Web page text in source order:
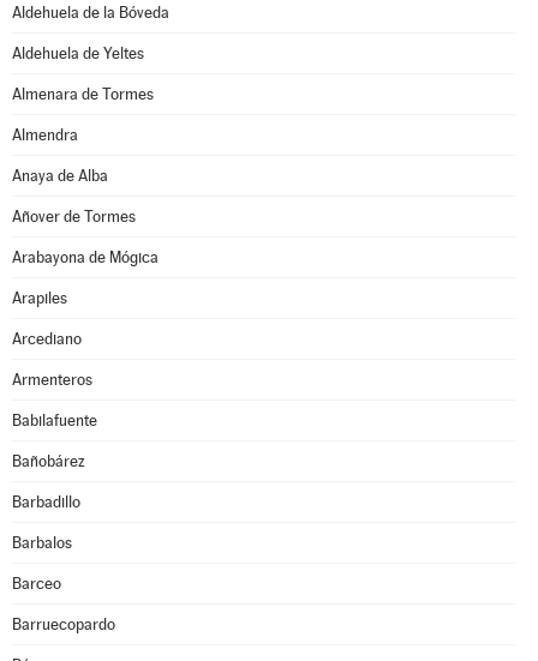
Aldehuela de la Bóveda
Aldehuela de Yeltes
Almenara de Tormes
Almendra
Anaya de Alba
Añover de Tormes
Arabayona de Mógica
Arapiles
Arcediano
Armenteros
Babilafuente
Bañobárez
Barbadillo
Barbalos
Barceo
Barruecopardo